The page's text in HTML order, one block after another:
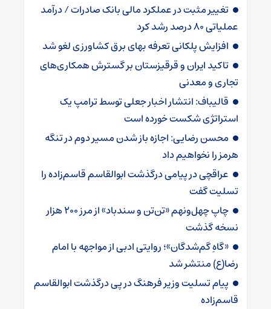
تغییر مثبت در عملکرد مالی بانک صادرات / درآمد
عملیاتی ۸۰ درصد رشد کرد
افزایش پلکانی تعرفه بهای برق کشاورزی لغو شد
تاکید ایران و قرقیزستان بر گسترش همکاری‌های
تجاری و معدنی
قالیباف: انتشار اخبار جعلی توسط ترامپ یک
استراتژی شکست خورده است
محسن رضایی: اجازه باز شدن مسیر دوم در تنگه
هرمز را نخواهیم داد
عراقچی در پیامی درگذشت ابوالقاسم قاسم‌زاده را
تسلیت گفت
چاپ چهل‌ونهم «تن‌تن و سندباد» از مرز ۲۰۰ هزار
نسخه گذشت
«گاهِ گم‌شدگان»؛ روایتی ادبی از مواجهه با امام
رضا(ع) منتشر شد
پیام تسلیت وزیر فرهنگ در پی درگذشت ابوالقاسم
قاسم‌زاده